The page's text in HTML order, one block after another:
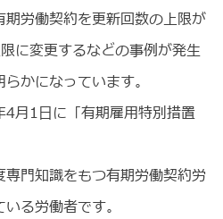
労働契約を更新回数の上限が
に変更するなどの事例が発生
かになっています。
月1日に「有期雇用特別措置
門知識をもつ有期労働契約労
る労働者です。